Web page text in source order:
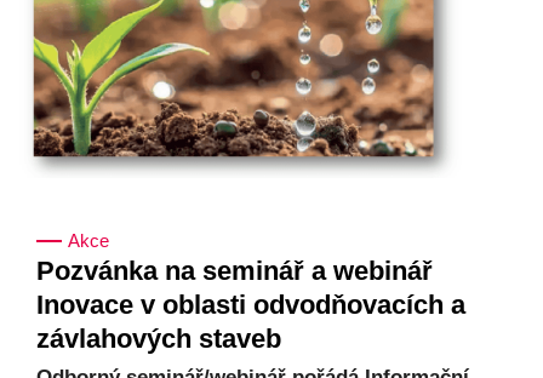
Akce
Pozvánka na seminář a webinář
Inovace v oblasti odvodňovacích a
závlahových staveb